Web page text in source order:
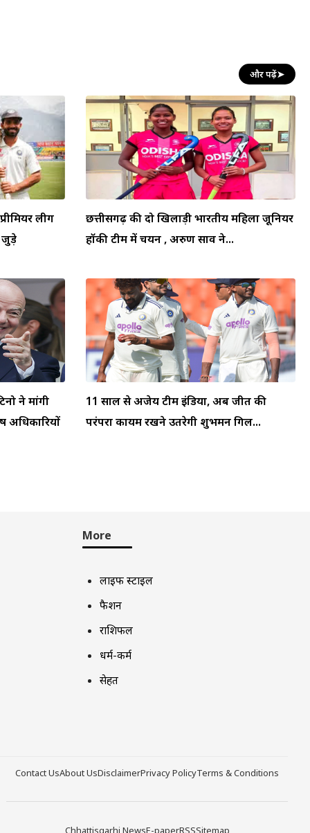
और पढ़ें➤
लीग
जुड़े
छत्तीसगढ़ की दो खिलाड़ी भारतीय महिला जूनियर
हॉकी टीम में चयन , अरुण साव ने...
ने मांगी
अधिकारियों
11 साल से अजेय टीम इंडिया, अब जीत की
परंपरा कायम रखने उतरेगी शुभमन गिल...
More
लाइफ स्टाइल
फैशन
राशिफल
धर्म-कर्म
सेहत
Contact UsAbout UsDisclaimerPrivacy PolicyTerms & Conditions
Chhattisgarhi NewsE-paperRSSSitemap